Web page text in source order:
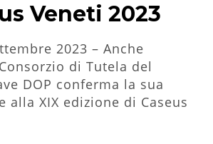
Veneti 2023
2023 – Anche
di Tutela del
DOP conferma la sua
alla XIX edizione di Caseus